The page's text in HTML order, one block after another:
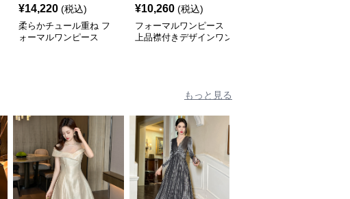
¥14,220 (税込)
柔らかチュール重ね フ
ォーマルワンピース
¥10,260 (税込)
フォーマルワンピース
上品襟付きデザインワン
もっと見る